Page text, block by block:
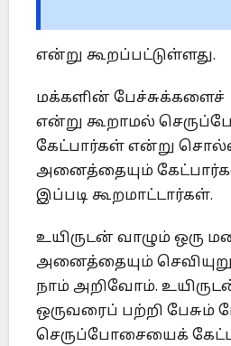
என்று கூறப்பட்டுள்ளது.
மக்களின் பேச்சுக்களைச்
என்று கூறாமல்
கேட்பார்கள் என்று
அனைத்தையும்
இப்படி கூறமாட்டார்கள்.
உயிருடன் வாழும் ஒரு
அனைத்தையும்
நாம் அறிவோம்.
ஒருவரைப் பற்றி பேசும்
செருப்போசையைக்